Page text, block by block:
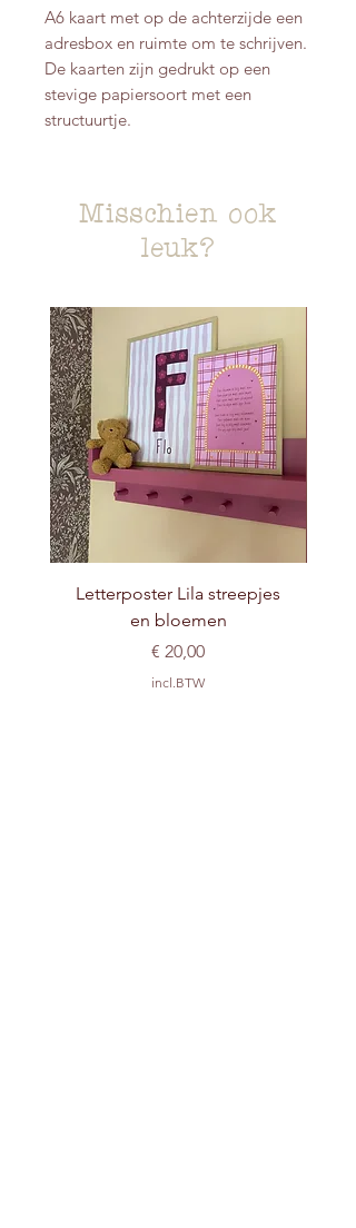
A6 kaart met op de achterzijde een
adresbox en ruimte om te schrijven.
De kaarten zijn gedrukt op een
stevige papiersoort met een
structuurtje.
Misschien ook
leuk?
Letterposter Lila streepjes
en bloemen
Prijs
€ 20,00
incl.BTW